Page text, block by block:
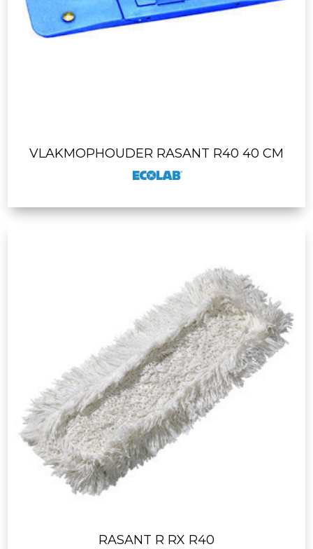
VLAKMOPHOUDER RASANT R40 40 CM
RASANT R RX R40